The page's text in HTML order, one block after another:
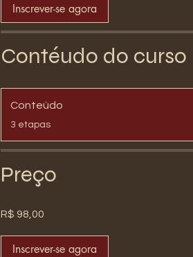
Inscrever-se agora
Contéudo do curso
Conteúdo
.3 etapas
Preço
R$ 98,00
Inscrever-se agora